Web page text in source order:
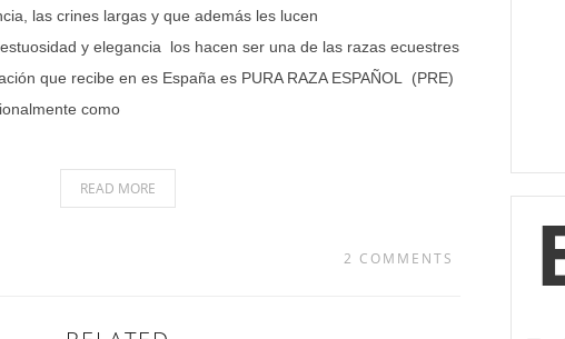
las crines largas y que además les lucen
y elegancia los hacen ser una de las razas ecuestres
que recibe en es España es PURA RAZA ESPAÑOL (PRE)
como
READ MORE
2 COMMENTS